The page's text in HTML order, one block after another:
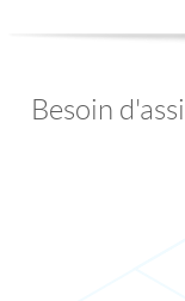
Besoin